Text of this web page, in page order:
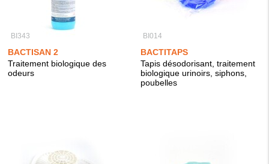
BI343
BACTISAN 2
Traitement biologique des
odeurs
BI014
BACTITAPS
Tapis désodorisant, traitement
biologique urinoirs, siphons,
poubelles